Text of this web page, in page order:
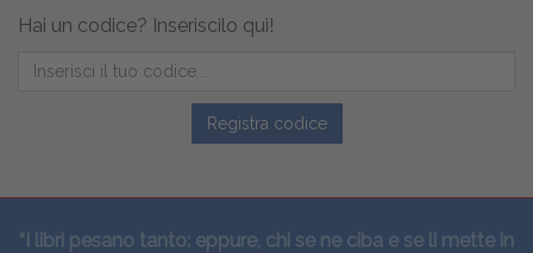
Hai un codice? Inseriscilo qui!
Registra codice
“I libri pesano tanto: eppure, chi se ne ciba e se li mette in